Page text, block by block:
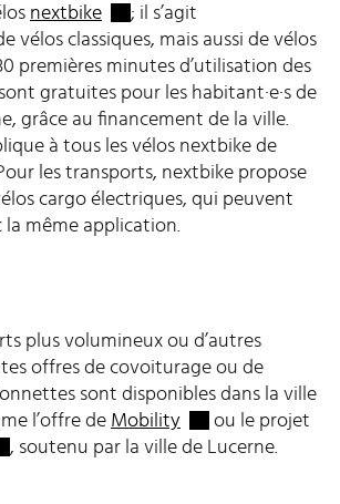
nextbikeExterner Link wird in einem
; il s’agit
vélos classiques, mais aussi de vélos
premières minutes d’utilisation des
gratuites pour les habitant·e·s de
grâce au financement de la ville.
à tous les vélos nextbike de
les transports, nextbike propose
cargo électriques, qui peuvent
la même application.
plus volumineux ou d’autres
offres de covoiturage ou de
sont disponibles dans la ville
l’offre de MobilityExterner Link wird
ou le projet
Link wird in einem neuen
, soutenu par la ville de Lucerne.